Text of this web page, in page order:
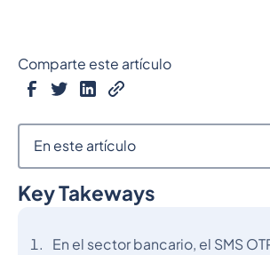
Key Takeways
En el sector bancario, el SMS
Comparte este artículo
En este artículo
Epígrafe 2